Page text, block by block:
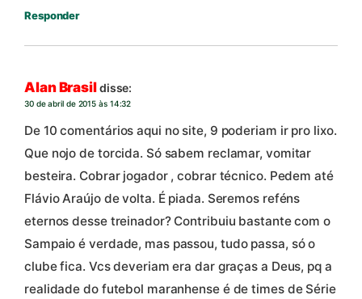
Responder
Alan Brasildisse:
30 de abril de 2015 às 14:32
De 10 comentários aqui no site, 9 poderiam ir pro lixo.
Que nojo de torcida. Só sabem reclamar, vomitar
besteira. Cobrar jogador , cobrar técnico. Pedem até
Flávio Araújo de volta. É piada. Seremos reféns
eternos desse treinador? Contribuiu bastante com o
Sampaio é verdade, mas passou, tudo passa, só o
clube fica. Vcs deveriam era dar graças a Deus, pq a
realidade do futebol maranhense é de times de Série